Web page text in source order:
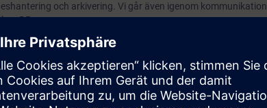
och arkivering. Vi går även igenom
DP.
den digitala utbildningsplattformen SITRAIN access utan
utbildningar 7 dagar innan kursstart och testperioden